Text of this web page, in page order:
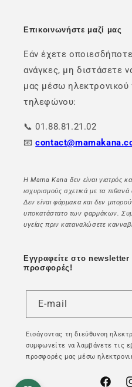
Επικοινωνήστε μαζί μας
Εάν έχετε
ανάγκες, μη διστάσετε
μας μέσω ηλεκτρονικού
τηλεφώνου:
📞 01.88.81.21.02
📧
Η Mama Kana δεν είναι γιατρός
ισχυρισμούς σχετικά με τα
Δεν είναι φάρμακα και δεν
υποκατάστατο των φαρμάκων.
υγείας πριν καταναλώσετε
Εγγραφείτε στο newsletter
προσφορές!
E-mail
Εισάγοντας τη διεύθυνση
συμφωνείτε να λαμβάνετε τις
προσφορές μας μέσω